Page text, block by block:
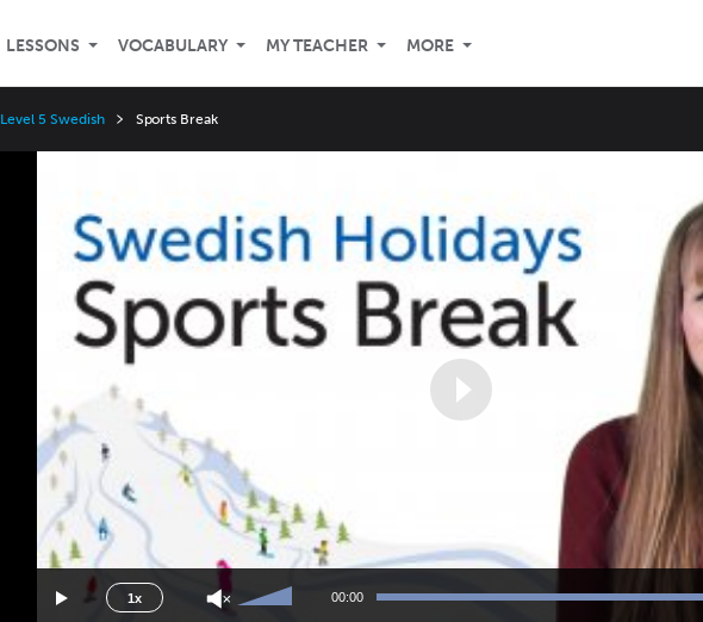
LESSONS VOCABULARY MY TEACHER MORE
Level 5 Swedish Sports Break
1x
3x
1.5x
1.25x
Up/Down
00:00